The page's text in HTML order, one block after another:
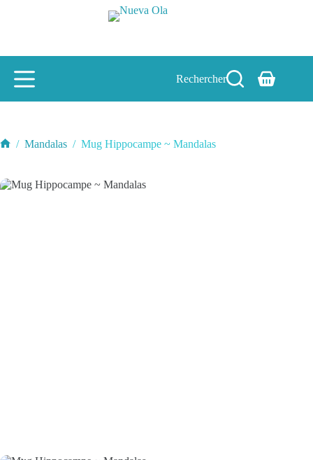
Rechercher
Panier
/ Mandalas / Mug Hippocampe ~ Mandalas